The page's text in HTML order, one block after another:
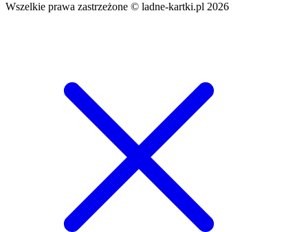
Wszelkie prawa zastrzeżone © ladne-kartki.pl 2026